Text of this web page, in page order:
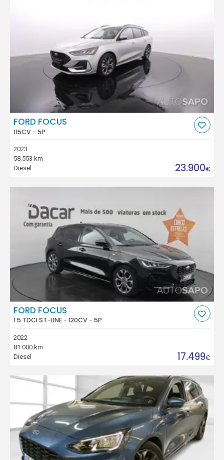
FORD FOCUS
115CV - 5P
2023
58.553 km
Diesel
23.900€
FORD FOCUS
1.5 TDCI ST-LINE - 120CV - 5P
2022
81.000 km
Diesel
17.499€